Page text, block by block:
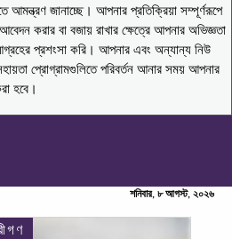
আমন্ত্রণ জানাচ্ছে। আপনার প্রতিক্রিয়া সম্পূর্ণরূপে
করার বা বজায় রাখার ক্ষেত্রে আপনার অভিজ্ঞতা
প্রশংসা করি। আপনার এবং অন্যান্য নিউ
প্রোগ্রামগুলিতে পরিবর্তন আনার সময় আপনার
হবে।
শনিবার, ৮ আগস্ট, ২০২৬